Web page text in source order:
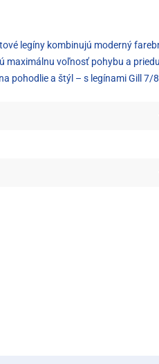
legíny kombinujú moderný
maximálnu voľnosť pohybu a
pohodlie a štýl – s legínami Gill